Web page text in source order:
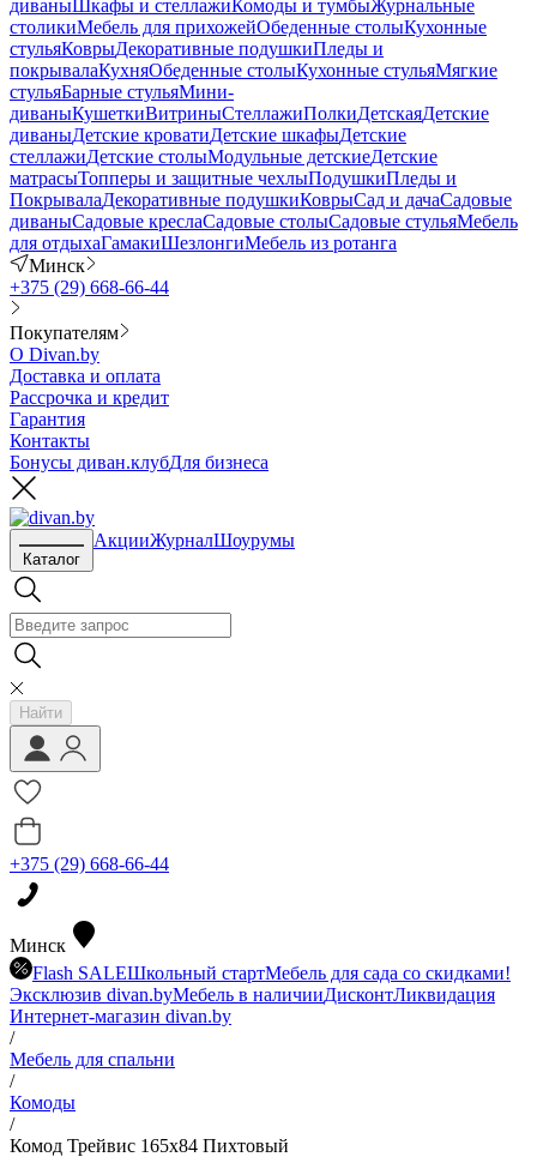
диваныШкафы и стеллажиКомоды и тумбыЖурнальные
столикиМебель для прихожейОбеденные столыКухонные
стульяКоврыДекоративные подушкиПледы и
покрывалаКухняОбеденные столыКухонные стульяМягкие
стульяБарные стульяМини-
диваныКушеткиВитриныСтеллажиПолкиДетскаяДетские
диваныДетские кроватиДетские шкафыДетские
стеллажиДетские столыМодульные детскиеДетские
матрасыТопперы и защитные чехлыПодушкиПледы и
ПокрывалаДекоративные подушкиКоврыСад и дачаСадовые
диваныСадовые креслаСадовые столыСадовые стульяМебель
для отдыхаГамакиШезлонгиМебель из ротанга
Минск
+375 (29) 668-66-44
Покупателям
О Divan.by
Доставка и оплата
Рассрочка и кредит
Гарантия
Контакты
Бонусы диван.клубДля бизнеса
Каталог
АкцииЖурналШоурумы
Найти
+375 (29) 668-66-44
Минск
Flash SALEШкольный стартМебель для сада со скидками!
Эксклюзив divan.byМебель в наличииДисконтЛиквидация
Интернет-магазин divan.by
/
Мебель для спальни
/
Комоды
/
Комод Трейвис 165x84 Пихтовый